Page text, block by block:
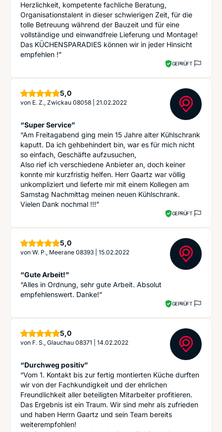
Herzlichkeit, kompetente fachliche Beratung,
Organisationstalent in dieser schwierigen Zeit, für die
tolle Betreuung während der Bauzeit und für eine
vollständige und einwandfreie Lieferung und Montage!
Das KÜCHENSPARADIES können wir in jeder Hinsicht
empfehlen !”
GEPRÜFT
5,0Sterne
von E. Z., Zwickau 08058 21.02.2022
“Super Service”
“Am Freitagabend ging mein 15 Jahre alter Kühlschrank
kaputt. Da ich gehbehindert bin, war es für mich nicht
so einfach, Geschäfte aufzusuchen,
Also rief ich verschiedene Anbieter an, doch keiner
konnte mir kurzfristig helfen. Herr Gaartz war völlig
unkompliziert und lieferte mir mit einem Kollegen am
Samstag Nachmittag meinen neuen Kühlschrank.
Vielen Dank nochmal !!!”
GEPRÜFT
5,0Sterne
von W. P., Meerane 08393 15.02.2022
“Gute Arbeit!”
“Alles in Ordnung, sehr gute Arbeit. Absolut
empfehlenswert. Danke!”
GEPRÜFT
5,0Sterne
von F. S., Glauchau 08371 14.02.2022
“Durchweg positiv”
“Vom 1. Kontakt bis zur fertig montierten Küche durften
wir von der Fachkundigkeit und der ehrlichen
Freundlichkeit aller beteiligten Mitarbeiter profitieren.
Das Ergebnis ist ein Traum. Wir sind mehr als zufrieden
und haben Herrn Gaartz und sein Team bereits
weiterempfohlen!